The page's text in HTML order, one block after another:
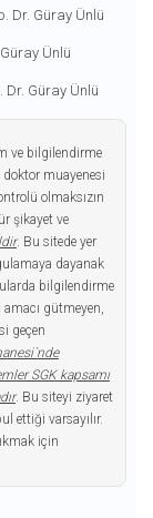
Dr. Güray Ünlü
Ünlü
Dr. Güray Ünlü
ve bilgilendirme
muayenesi
olmaksızın
şikayet ve
. Bu sitede yer
dayanak
bilgilendirme
gütmeyen,
geçen
SGK kapsamı
. Bu siteyi ziyaret
ettiği varsayılır.
için